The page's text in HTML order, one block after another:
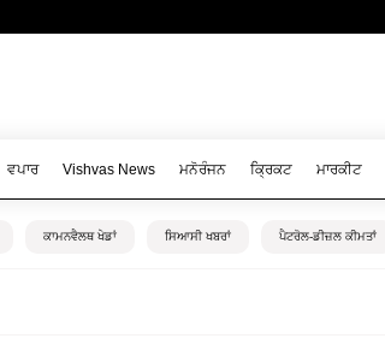
ਵਪਾਰ Vishvas News ਮਨੋਰੰਜਨ ਕ੍ਰਿਕਟ ਮਾਰਕੀਟ
ਕਾਮਨਵੈਲਥ ਖੇਡਾਂ ਸਿਆਸੀ ਖਬਰਾਂ ਪੈਟਰੋਲ-ਡੀਜ਼ਲ ਕੀਮਤਾਂ